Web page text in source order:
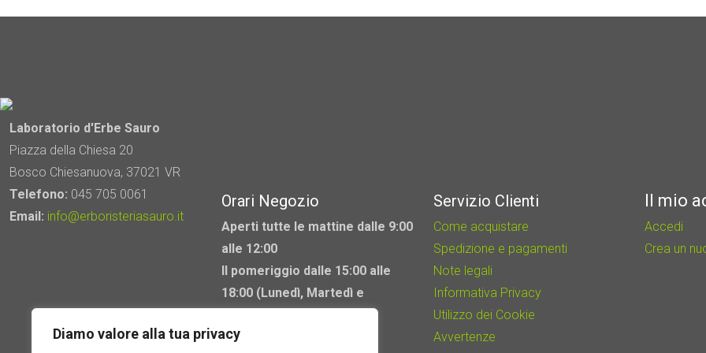
Diamo valore alla tua privacy
ha
Laboratorio d'Erbe Sauro
Piazza della Chiesa 20
Bosco Chiesanuova, 37021 VR
Telefono: 045 705 0061
Email: info@erboristeriasauro.it
Orari Negozio
Aperti tutte le mattine dalle 9:00
alle 12:00
Il pomeriggio dalle 15:00 alle
18:00 (Lunedì, Martedì e
Servizio Clienti
Come acquistare
Spedizione e pagamenti
Note legali
Informativa Privacy
Utilizzo dei Cookie
Avvertenze
Il mio
Accedi
Crea un